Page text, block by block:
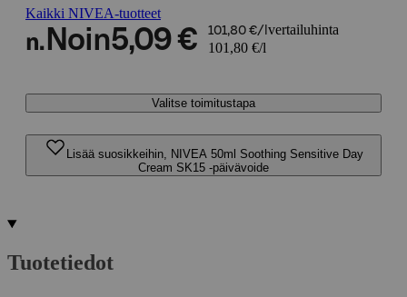
Kaikki NIVEA-tuotteet
n. Noin5,09 € 101,80 €/l vertailuhinta
101,80 €/l
Valitse toimitustapa
Lisää suosikkeihin, NIVEA 50ml Soothing Sensitive Day
Cream SK15 -päivävoide
Tuotetiedot